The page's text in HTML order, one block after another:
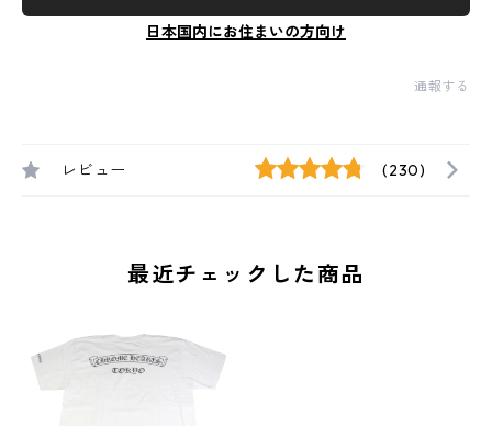
日本国内にお住まいの方向け
通報する
レビュー (230)
最近チェックした商品